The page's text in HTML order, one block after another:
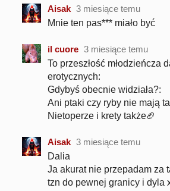
Aisak 3 miesiące temu
Mnie ten pas*** miało być
il cuore 3 miesiące temu
To przeszłość młodzieńcza
erotycznych:
Gdybyś obecnie widziała?:
Ani ptaki czy ryby nie mają
Nietoperze i krety także🏈
Aisak 3 miesiące temu
Dalia
Ja akurat nie przepadam za
tzn do pewnej granicy i dyla